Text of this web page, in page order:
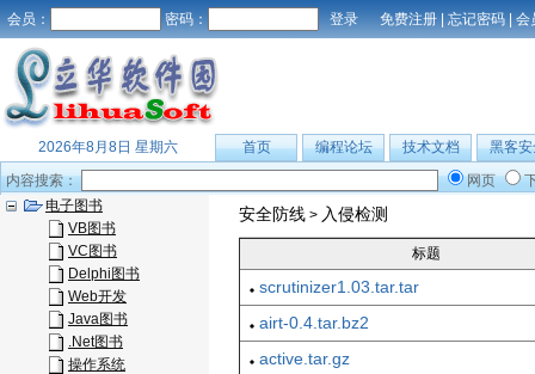
会员： 密码： 免费注册 | 忘记密码 | 会
2026年8月8日 星期六 首页 编程论坛 技术文档
黑客安
内容搜索：
网页
电子图书
VB图书
VC图书
Delphi图书
Web开发
Java图书
.Net图书
操作系统
安全防线 > 入侵检测
标题
scrutinizer1.03.tar.tar
airt-0.4.tar.bz2
active.tar.gz